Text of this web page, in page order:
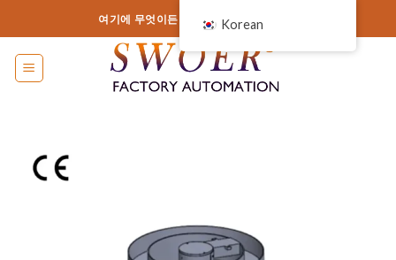
여기에 무엇이든 추가하거나 제거하세요.
Korean